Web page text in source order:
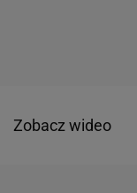
Zobacz wideo